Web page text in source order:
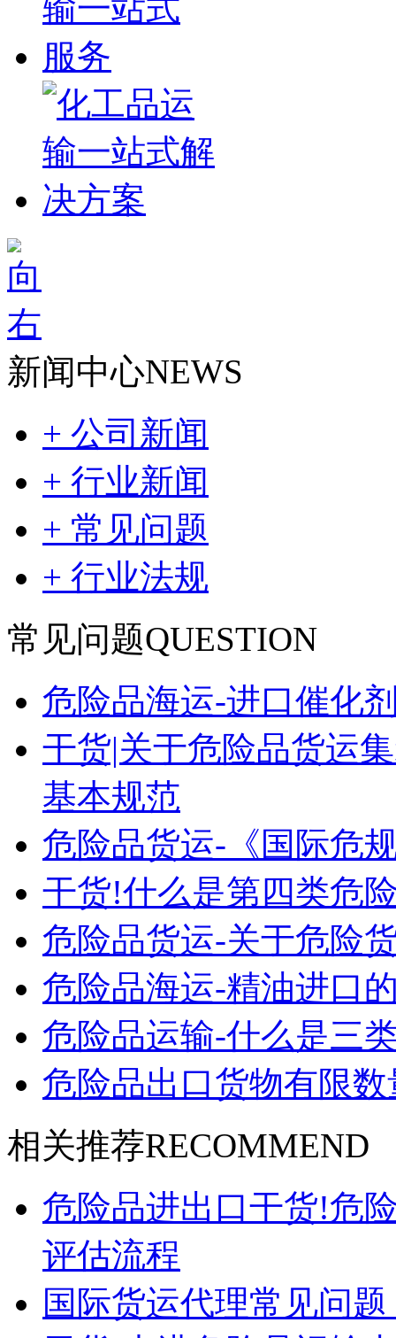
新闻中心NEWS
+ 公司新闻
+ 行业新闻
+ 常见问题
+ 行业法规
常见问题QUESTION
危险品海运-进口催化
干货|关于危险品货运
基本规范
危险品货运-《国际危
干货!什么是第四类危
危险品货运-关于危险
危险品海运-精油进口
危险品运输-什么是三
危险品出口货物有限
相关推荐RECOMMEND
危险品进出口干货!危
评估流程
国际货运代理常见问